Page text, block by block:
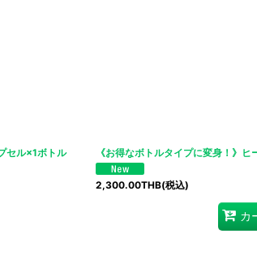
セル×1ボトル 《お得なボトルタイプに変身！》
2,300.00THB(税込)
カ